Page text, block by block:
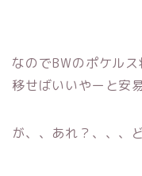
なのでBWのポケル
移せばいいやーと安
が、、あれ？、、、